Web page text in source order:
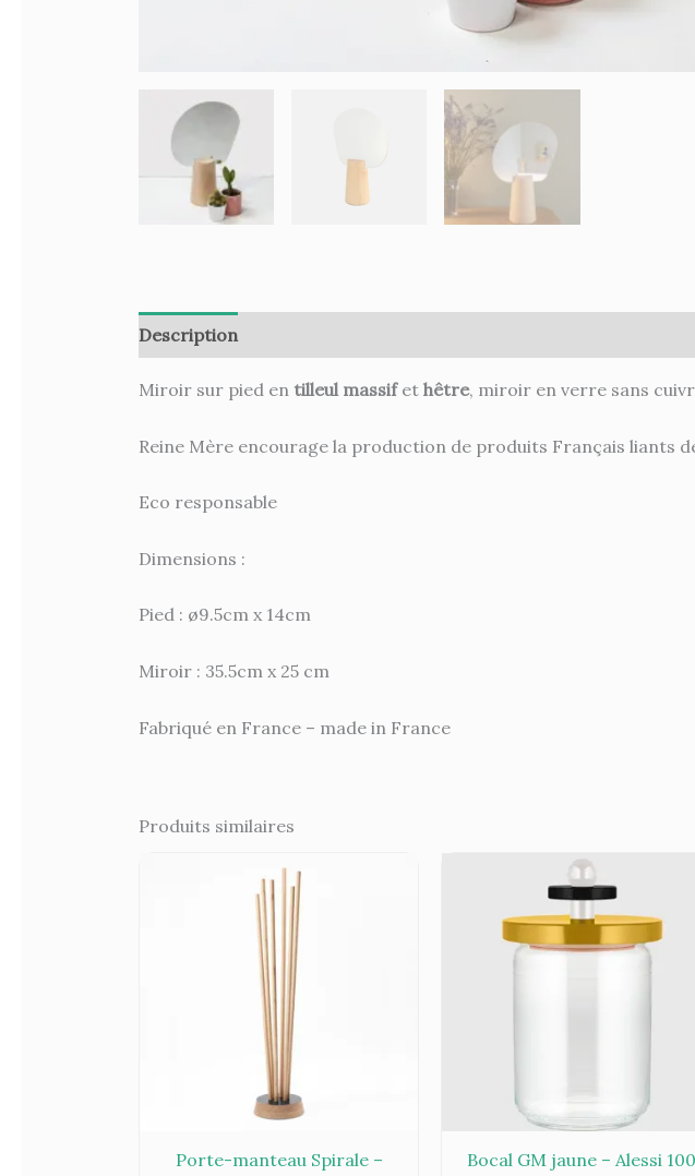
Description
Miroir sur pied en tilleul massifet hêtre, miroir en verre sans
Reine Mère encourage la production de produits Français liants
Eco responsable
Dimensions :
Pied : ø9.5cm x 14cm
Miroir : 35.5cm x 25 cm
Fabriqué en France – made in France
Produits similaires
Porte-manteau Spirale –
Bocal GM jaune – Alessi 100